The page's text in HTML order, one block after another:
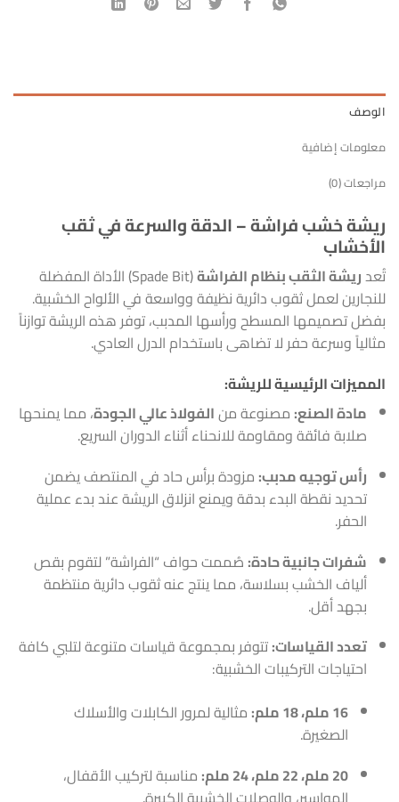
الوصف
معلومات إضافية
مراجعات (0)
ريشة خشب فراشة – الدقة والسرعة في ثقب
الأخشاب
تُعدريشة الثقب بنظام الفراشة
(Spade Bit) الأداة المفضلة
للنجارين لعمل ثقوب دائرية نظيفة وواسعة في الألواح الخشبية.
بفضل تصميمها المسطح ورأسها المدبب، توفر هذه الريشة توازناً
مثالياً وسرعة حفر لا تضاهى باستخدام الدرل العادي.
المميزات الرئيسية للريشة:
مادة الصنع: مصنوعة منالفولاذ عالي الجودة، مما يمنحها
صلابة فائقة ومقاومة للانحناء أثناء الدوران السريع.
رأس توجيه مدبب: مزودة برأس حاد في المنتصف يضمن
تحديد نقطة البدء بدقة ويمنع انزلاق الريشة عند بدء عملية
الحفر.
شفرات جانبية حادة: صُممت حواف “الفراشة” لتقوم بقص
ألياف الخشب بسلاسة، مما ينتج عنه ثقوب دائرية منتظمة
بجهد أقل.
تعدد القياسات:تتوفر بمجموعة قياسات متنوعة لتلبي كافة
احتياجات التركيبات الخشبية:
16 ملم، 18 ملم:
مثالية لمرور الكابلات والأسلاك
الصغيرة.
20 ملم، 22 ملم، 24 ملم:
مناسبة لتركيب الأقفال،